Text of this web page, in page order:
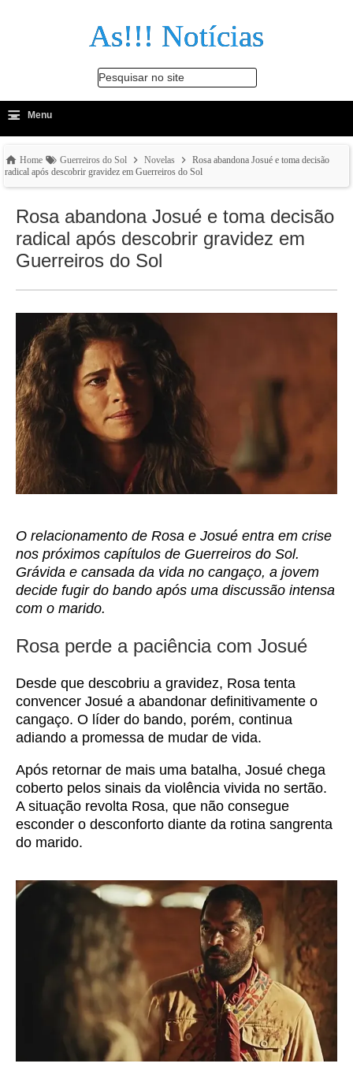
As!!! Notícias
Pesquisar no site
-
≡ Menu
Home Guerreiros do Sol Novelas
Rosa abandona Josué e toma decisão
radical após descobrir gravidez em Guerreiros do Sol
Rosa abandona Josué e toma decisão
radical após descobrir gravidez em
Guerreiros do Sol
O relacionamento de Rosa e Josué entra em crise
nos próximos capítulos de Guerreiros do Sol.
Grávida e cansada da vida no cangaço, a jovem
decide fugir do bando após uma discussão intensa
com o marido.
Rosa perde a paciência com Josué
Desde que descobriu a gravidez, Rosa tenta
convencer Josué a abandonar definitivamente o
cangaço. O líder do bando, porém, continua
adiando a promessa de mudar de vida.
Após retornar de mais uma batalha, Josué chega
coberto pelos sinais da violência vivida no sertão.
A situação revolta Rosa, que não consegue
esconder o desconforto diante da rotina sangrenta
do marido.